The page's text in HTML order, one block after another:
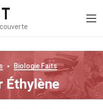
Biologie Faits
Éthylène